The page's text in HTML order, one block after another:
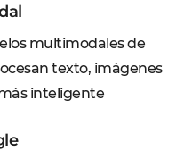
multimodales de
texto, imágenes
inteligente